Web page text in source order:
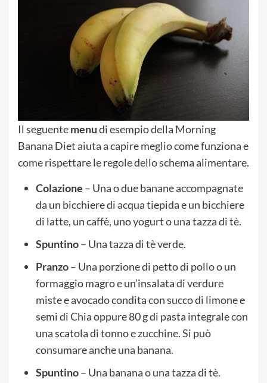
Il seguentemenudi esempio della Morning
Banana Diet aiuta a capire meglio come funziona e
come rispettare le regole dello schema alimentare.
Colazione – Una o due banane accompagnate
da un bicchiere di acqua tiepida e un bicchiere
di latte, un caffè, uno yogurt o una tazza di tè.
Spuntino– Una tazza di tè verde.
Pranzo– Una porzione di petto di pollo o un
formaggio magro e un’insalata di verdure
miste e avocado condita con succo di limone e
semi di Chia oppure 80 g di pasta integrale con
una scatola di tonno e zucchine. Si può
consumare anche una banana.
Spuntino– Una banana o una tazza di tè.